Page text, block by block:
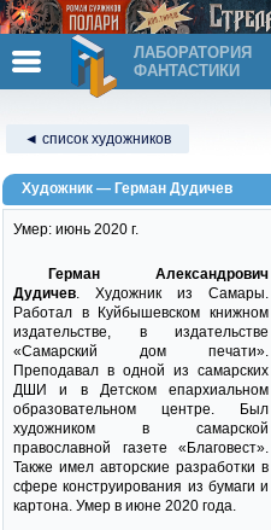
ЛАБОРАТОРИЯ
ФАНТАСТИКИ
◄ список художников
Художник — Герман Дудичев
Умер: июнь 2020 г.
Герман Александрович
Дудичев. Художник из Самары.
Работал в Куйбышевском книжном
издательстве, в издательстве
«Самарский дом печати».
Преподавал в одной из самарских
ДШИ и в Детском епархиальном
образовательном центре. Был
художником в самарской
православной газете «Благовест».
Также имел авторские разработки в
сфере конструирования из бумаги и
картона. Умер в июне 2020 года.